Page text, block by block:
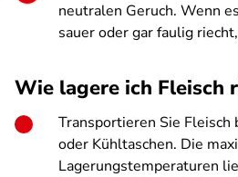
neutralen Geruch. Wenn
sauer oder gar faulig
Wie lagere ich Fleisch
Transportieren Sie
oder Kühltaschen. Die
Lagerungstemperaturen